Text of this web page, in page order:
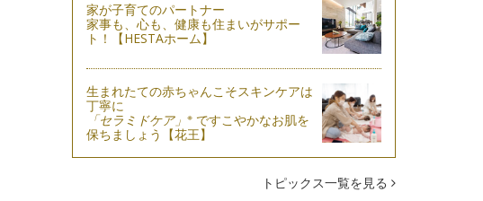
家が子育てのパートナー
家事も、心も、健康も住まいがサポー
ト！【HESTAホーム】
生まれたての赤ちゃんこそスキンケアは
丁寧に
「セラミドケア」 ※ですこやかなお肌を
保ちましょう【花王】
トピックス一覧を見る